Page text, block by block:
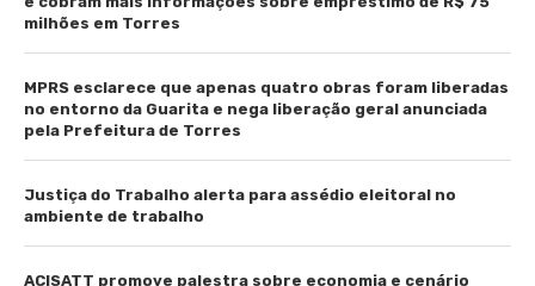
milhões em Torres
MPRS esclarece que apenas quatro obras foram liberadas
no entorno da Guarita e nega liberação geral anunciada
pela Prefeitura de Torres
Justiça do Trabalho alerta para assédio eleitoral no
ambiente de trabalho
ACISATT promove palestra sobre economia e cenário